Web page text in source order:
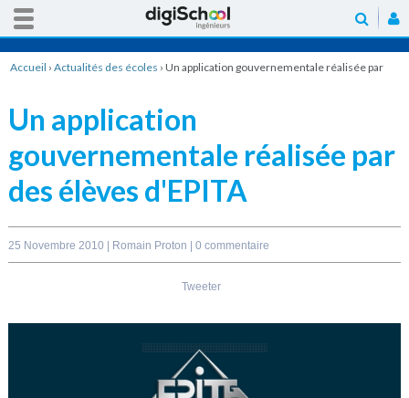
Accueil › Actualités des écoles › Un application gouvernementale réalisée par
Un application
gouvernementale réalisée par
des élèves d'EPITA
25 Novembre 2010 | Romain Proton 0 commentaire
Tweeter